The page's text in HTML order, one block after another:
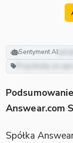
Sentyment AI:
Przychody ze
Answear.com
Spółka